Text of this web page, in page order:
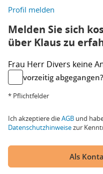
Profil melden
Melden Sie sich
über Klaus zu
Frau Herr Divers keine
vorzeitig abgegangen?
* Pflichtfelder
Ich akzeptiere dieAGB und
Datenschutzhinweisezur
Als